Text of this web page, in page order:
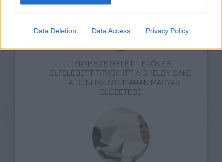
Data Deletion Data Access Privacy Policy
TERMÉSZETFELETTI ERŐK ÉS
ELFELEDETT TITKOK: ITT A SHELBY OAKS
– A GONOSZ NYOMÁBAN MAGYAR
ELŐZETESE